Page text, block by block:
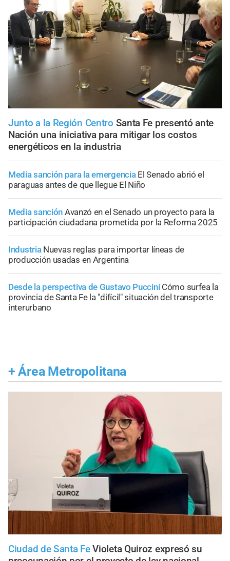
Junto a la Región Centro Santa Fe presentó ante
Nación una iniciativa para mitigar los costos
energéticos en la industria
Media sanción para la emergencia El Senado abrió el
paraguas antes de que llegue El Niño
Media sanción Avanzó en el Senado un proyecto para la
participación ciudadana prometida por la Reforma 2025
Industria Nuevas reglas para importar líneas de
producción usadas en Argentina
Desde la perspectiva de Gustavo Puccini Cómo surfea la
provincia de Santa Fe la "difícil" situación del transporte
interurbano
+ Área Metropolitana
Ciudad de Santa Fe Violeta Quiroz expresó su